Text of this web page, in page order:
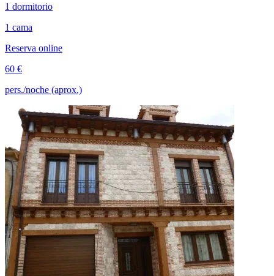
1 dormitorio
1 cama
Reserva online
60 €
pers./noche (aprox.)